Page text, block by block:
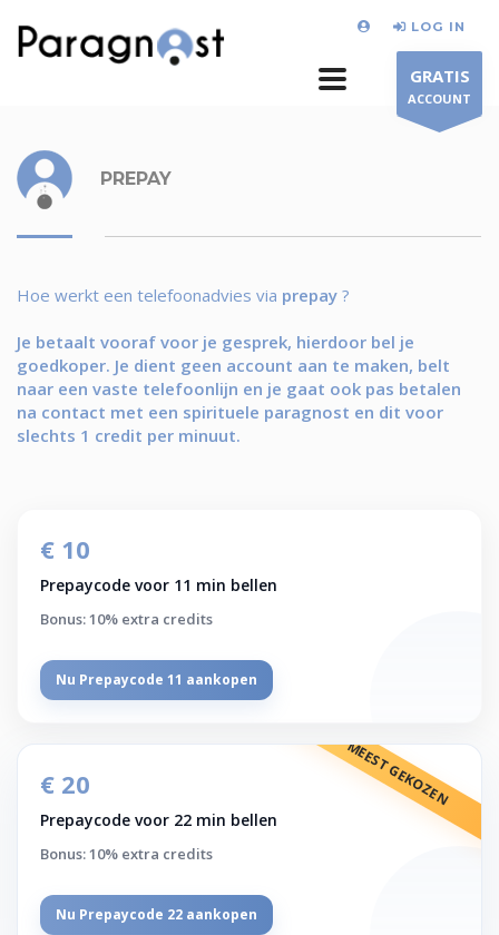
LOG IN
GRATIS
ACCOUNT
PREPAY
Hoe werkt een telefoonadvies via prepay ?
Je betaalt vooraf voor je gesprek, hierdoor bel je
goedkoper. Je dient geen account aan te maken, belt
naar een vaste telefoonlijn en je gaat ook pas betalen
na contact met een spirituele paragnost en dit voor
slechts 1 credit per minuut.
€ 10
Prepaycode voor 11 min bellen
Bonus: 10% extra credits
Nu Prepaycode 11 aankopen
MEEST GEKOZEN
€ 20
Prepaycode voor 22 min bellen
Bonus: 10% extra credits
Nu Prepaycode 22 aankopen